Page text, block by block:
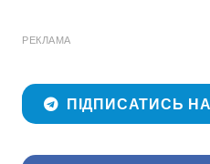
РЕКЛАМА
ПІДПИСАТИСЬ НА